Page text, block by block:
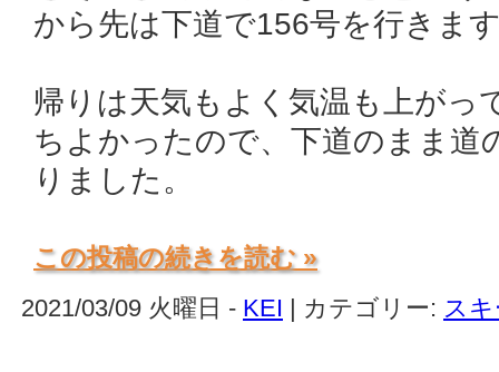
から先は下道で156号を行きま
帰りは天気もよく気温も上がっ
ちよかったので、下道のまま道
りました。
この投稿の続きを読む »
2021/03/09 火曜日 - KEI | カテゴリー: ス